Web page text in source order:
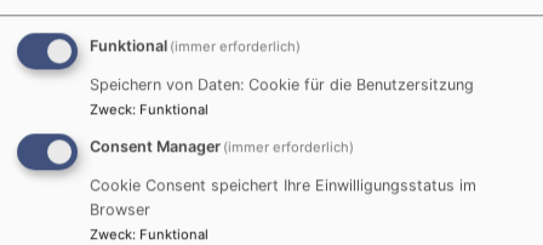
Bildrechte
Ende November wurde die Sanierung des Kirchturms
abgeschlossen. Nun strahlt er wieder, die Zifferblätter
der Uhren sind erneuert, die Schallläden ebenflass und
das Dach wurde neu gedeckt.
Vielen Dank den Firmen für ihre gründliche Arbeit.
Funktional (immer erforderlich)
Speichern von Daten: Cookie für die Benutzersitzung
Zweck: Funktional
Consent Manager (immer erforderlich)
Cookie Consent speichert Ihre Einwilligungsstatus im
Browser
Zweck: Funktional